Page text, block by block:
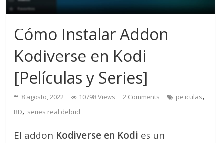
Cómo Instalar Addon
Kodiverse en Kodi
[Películas y Series]
8 agosto, 2022 10798 Views 2 Comments peliculas,
RD, series real debrid
El addon Kodiverse en Kodi es un